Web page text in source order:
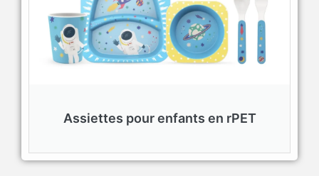
Assiettes pour enfants en rPET